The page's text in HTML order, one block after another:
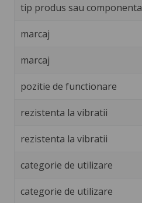
tip produs sau componenta
marcaj
marcaj
pozitie de functionare
rezistenta la vibratii
rezistenta la vibratii
categorie de utilizare
categorie de utilizare